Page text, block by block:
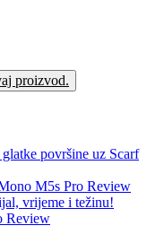
proizvod.
površine uz Scarf
M5s Pro Review
vrijeme i težinu!
Review